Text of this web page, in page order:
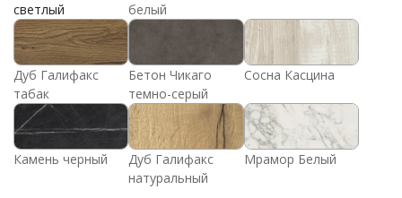
светлый
белый
Дуб Галифакс
табак
Бетон Чикаго
темно-серый
Сосна Касцина
Камень черный
Дуб Галифакс
натуральный
Мрамор Белый